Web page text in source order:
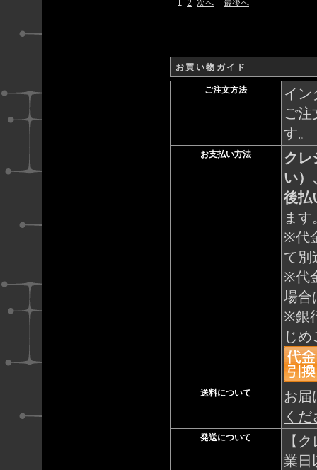
1 2 次へ 最後へ
お買い物ガイド
ご注文方法
イン
ご注
す。
お支払い方法
クレ
い）
後払
ます
※代
て別
※代
場合
※銀
じ
送料について
お届
く
発送について
【
業日